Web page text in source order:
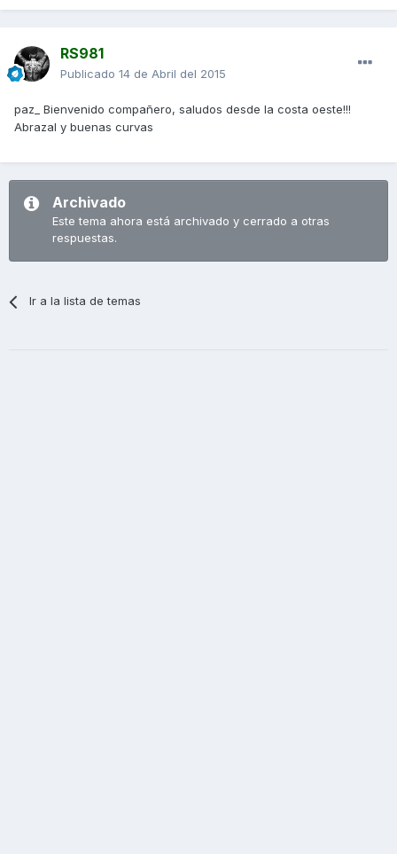
RS981
Publicado 14 de Abril del 2015
paz_ Bienvenido compañero, saludos desde la costa oeste!!!
Abrazal y buenas curvas
Archivado
Este tema ahora está archivado y cerrado a otras
respuestas.
Ir a la lista de temas